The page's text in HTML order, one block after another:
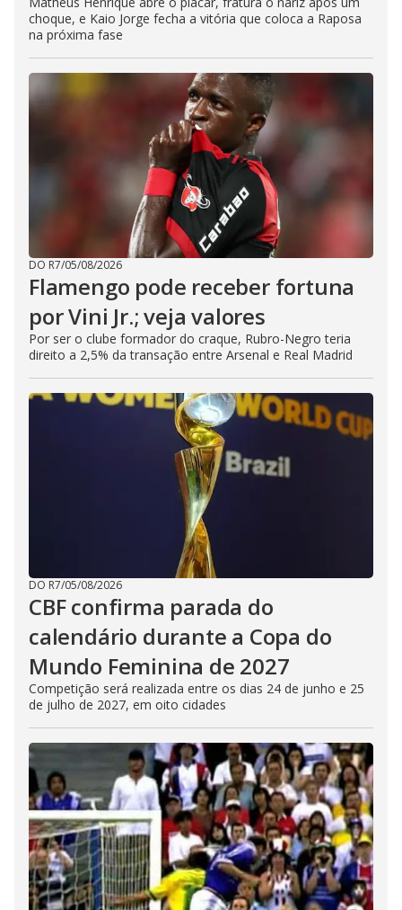
choque, e Kaio Jorge fecha a vitória que coloca a Raposa
na próxima fase
DO R7/05/08/2026
Flamengo pode receber fortuna
por Vini Jr.; veja valores
Por ser o clube formador do craque, Rubro-Negro teria
direito a 2,5% da transação entre Arsenal e Real Madrid
DO R7/05/08/2026
CBF confirma parada do
calendário durante a Copa do
Mundo Feminina de 2027
Competição será realizada entre os dias 24 de junho e 25
de julho de 2027, em oito cidades